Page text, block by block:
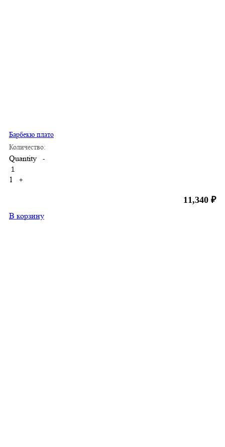
Барбекю плато
Количество:
Quantity -
1 +
11,340 ₽
В корзину